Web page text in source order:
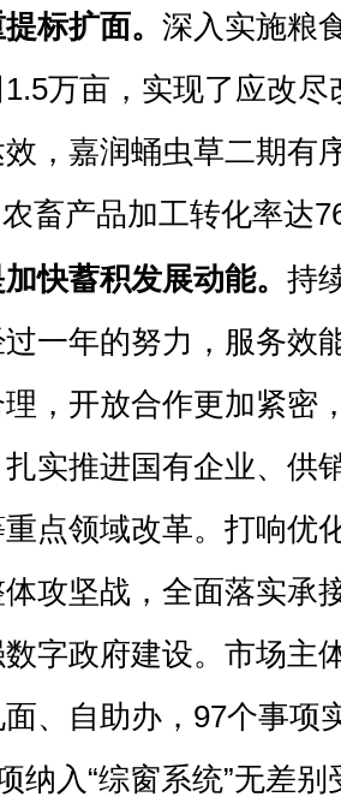
标扩面。 深入实施粮
万亩，实现了应改
，嘉润蛹虫草二期有
畜产品加工转化率达
加快蓄积发展动能。 持
一年的努力，服务效
，开放合作更加紧密
实推进国有企业、供
点领域改革。打响优
攻坚战，全面落实承
字政府建设。市场主
、自助办，97个事项
纳入“综窗系统”无差